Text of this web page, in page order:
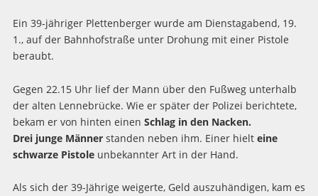
Ein 39-jähriger Plettenberger wurde am Dienstagabend, 19.
1., auf der Bahnhofstraße unter Drohung mit einer Pistole
beraubt.
Gegen 22.15 Uhr lief der Mann über den Fußweg unterhalb
der alten Lennebrücke. Wie er später der Polizei berichtete,
bekam er von hinten einen Schlag in den Nacken.
Drei junge Männerstanden neben ihm. Einer hielt eine
schwarze Pistoleunbekannter Art in der Hand.
Als sich der 39-Jährige weigerte, Geld auszuhändigen, kam es